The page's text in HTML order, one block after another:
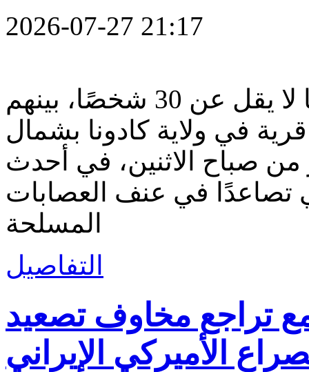
2026-07-27 21:17
قال شاهدان إن مسلحين قتلوا ما لا يقل عن 30 شخصًا، بينهم
في ولاية كادونا بشمال
صباح الاثنين، في أحدث
تصاعدًا في عنف العصابات
المسلحة
التفاصيل
بأكثر من 7% مع تراجع مخاوف تصعيد
الأميركي الإيراني